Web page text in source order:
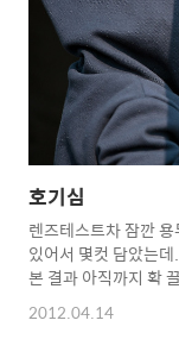
호기심
렌즈테스트차 잠깐
있어서 몇컷 담았는
본 결과 아직까지 확
2012.04.14